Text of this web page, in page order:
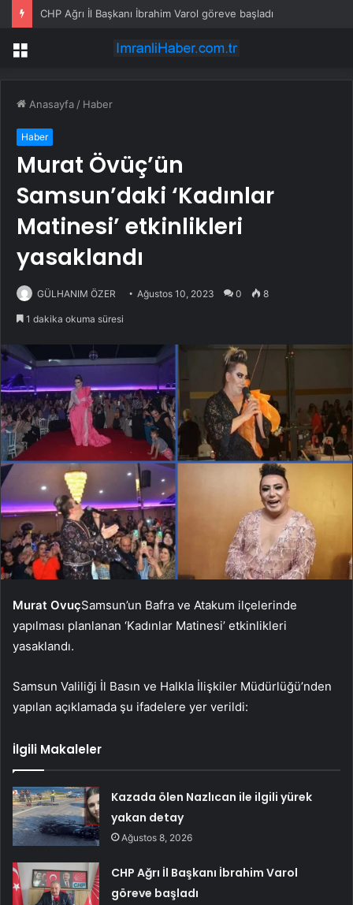
CHP Ağrı İl Başkanı İbrahim Varol göreve başladı
Menü
Anasayfa / Haber
Haber
Murat Övüç’ün
Samsun’daki ‘Kadınlar
Matinesi’ etkinlikleri
yasaklandı
GÜLHANIM ÖZER Ağustos 10, 2023 0 8
1 dakika okuma süresi
Murat OvuçSamsun’un Bafra ve Atakum ilçelerinde
yapılması planlanan ‘Kadınlar Matinesi’ etkinlikleri
yasaklandı.
Samsun Valiliği İl Basın ve Halkla İlişkiler Müdürlüğü’nden
yapılan açıklamada şu ifadelere yer verildi:
İlgili Makaleler
Kazada ölen Nazlıcan ile ilgili yürek
yakan detay
Ağustos 8, 2026
CHP Ağrı İl Başkanı İbrahim Varol
göreve başladı